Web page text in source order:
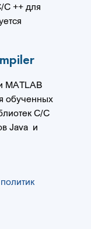
C ++ для
MATLAB
обученных
C/C
Java и